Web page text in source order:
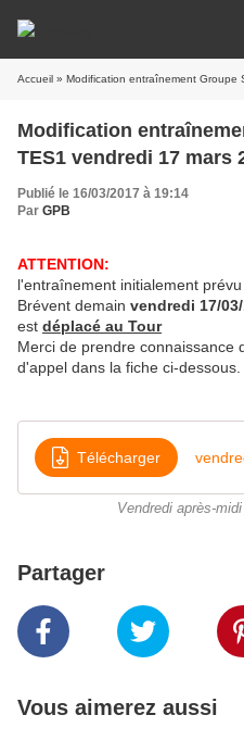
Accueil » Modification entraînement Groupe
Modification
TES1 vendredi 17 mars
Publié le 16/03/2017 à 19:14
Par GPB
ATTENTION:
l'entraînement initialement
Brévent demain vendredi 17/
est déplacé au Tour
Merci de prendre connaissance
d'appel dans la fiche ci-dessous.
Télécharger
Vendredi après-
Partager
Vous aimerez aussi